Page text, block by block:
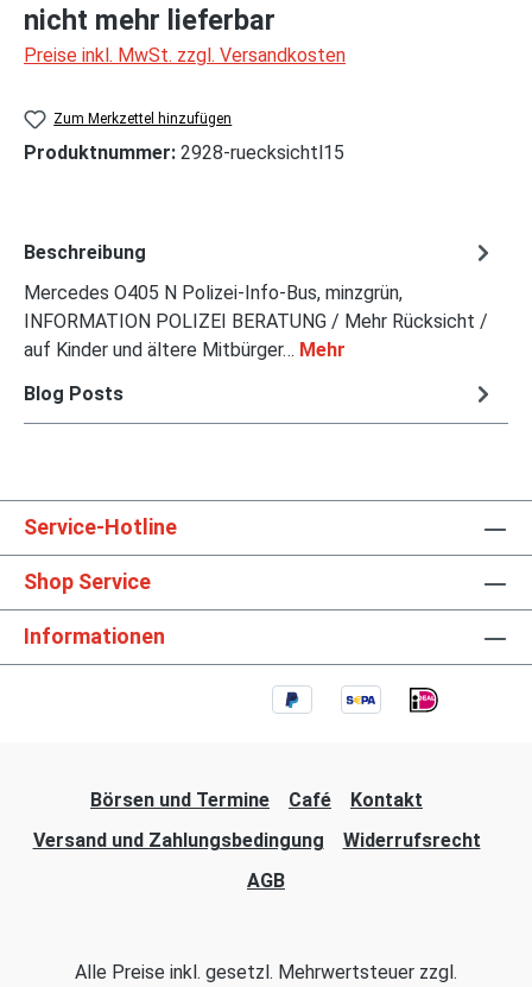
nicht mehr lieferbar
Preise inkl. MwSt. zzgl. Versandkosten
Zum Merkzettel hinzufügen
Produktnummer: 2928-ruecksichtl15
Beschreibung
Mercedes O405 N Polizei-Info-Bus, minzgrün,
INFORMATION POLIZEI BERATUNG / Mehr Rücksicht /
auf Kinder und ältere Mitbürger… Mehr
Blog Posts
Service-Hotline
Shop Service
Informationen
Börsen und Termine Café
Kontakt
Versand und Zahlungsbedingung
Widerrufsrecht
AGB
Alle Preise inkl. gesetzl. Mehrwertsteuer zzgl.